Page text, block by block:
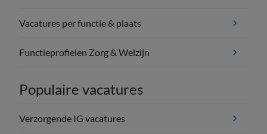
Vacatures per functie & plaats
Functieprofielen Zorg & Welzijn
Populaire vacatures
Verzorgende IG vacatures